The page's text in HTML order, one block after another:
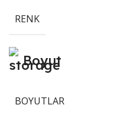
RENK
Boyut
BOYUTLAR